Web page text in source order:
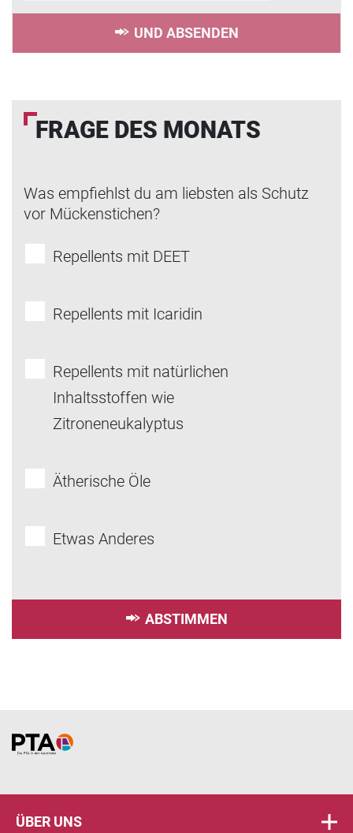
UND ABSENDEN
FRAGE DES MONATS
Was empfiehlst du am liebsten als Schutz
vor Mückenstichen?
Repellents mit DEET
Repellents mit Icaridin
Repellents mit natürlichen
Inhaltsstoffen wie
Zitroneneukalyptus
Ätherische Öle
Etwas Anderes
ABSTIMMEN
Home
ÜBER UNS